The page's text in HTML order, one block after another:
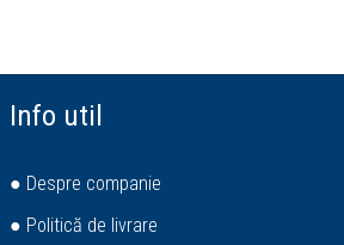
Info util
● Despre companie
● Politică de livrare